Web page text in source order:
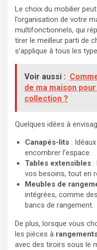
Le choix du mobilier
l’organisation de votre
multifonctionnels, qui
tirer le meilleur parti de
s’applique à tous les
Voir aussi :
de ma maison
collection ?
Quelques idées à
Canapés-lits :
encombrer l’espace.
Tables extensibles :
vos besoins, tout en
Meubles de
intégrées, comme
bancs de rangement.
De plus, lorsque vous
les pièces à
avec des tiroirs sous le